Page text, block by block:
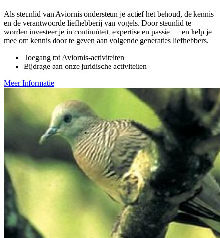
Als steunlid van Aviornis ondersteun je actief het behoud, de kennis
en de verantwoorde liefhebberij van vogels. Door steunlid te
worden investeer je in continuïteit, expertise en passie — en help je
mee om kennis door te geven aan volgende generaties liefhebbers.
Toegang tot Aviornis-activiteiten
Bijdrage aan onze juridische activiteiten
Meer Informatie